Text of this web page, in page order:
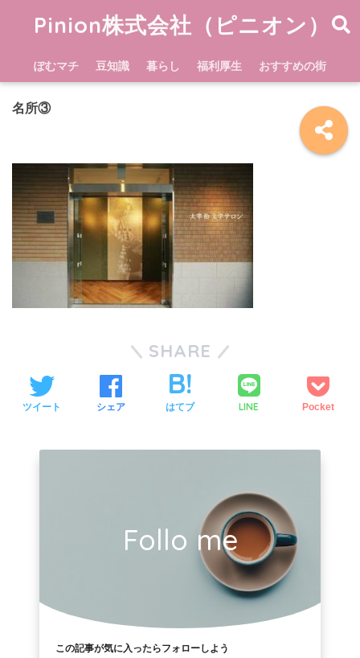
Pinion株式会社（ピニオン）
ぽむマチ 豆知識 暮らし 福利厚生 おすすめの街
名所③
SHARE
ツイート シェア はてブ LINE Pocket
Follo me
この記事が気に入ったらフォローしよう